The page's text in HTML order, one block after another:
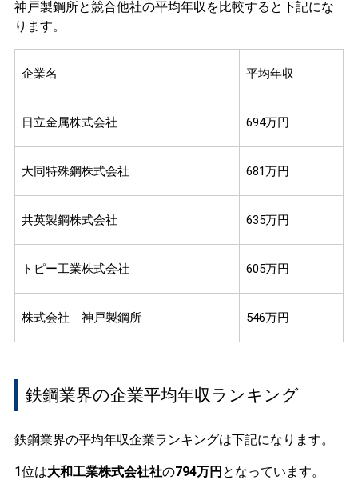
神戸製鋼所と競合他社の平均年収を比較すると下記にな
ります。
企業名 平均年収
日立金属株式会社 694万円
大同特殊鋼株式会社 681万円
共英製鋼株式会社 635万円
トピー工業株式会社 605万円
株式会社 神戸製鋼所 546万円
鉄鋼業界の企業平均年収ランキング
鉄鋼業界の平均年収企業ランキングは下記になります。
1位は大和工業株式会社社の794万円 となっています。